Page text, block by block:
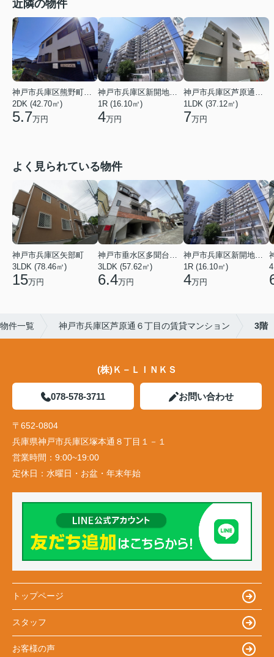
近隣の物件
神戸市兵庫区熊野町４丁目
2DK (42.70㎡)
5.7万円
神戸市兵庫区新開地１丁目
1R (16.10㎡)
4万円
神戸市兵庫区芦原通４丁目
1LDK (37.12㎡)
7万円
よく見られている物件
神戸市兵庫区矢部町
3LDK (78.46㎡)
15万円
神戸市垂水区多聞台２丁目
3LDK (57.62㎡)
6.4万円
神戸市兵庫区新開地１丁目
1R (16.10㎡)
4万円
件一覧 神戸市兵庫区芦原通６丁目の賃貸マンション 3階
(株)Ｋ－ＬＩＮＫＳ
078-578-3711 お問い合わせ
〒652-0804
兵庫県神戸市兵庫区塚本通８丁目１－１
営業時間： 9:00~19:00
定休日： 水曜日・お盆・年末年始
トップページ
スタッフ
お客様の声